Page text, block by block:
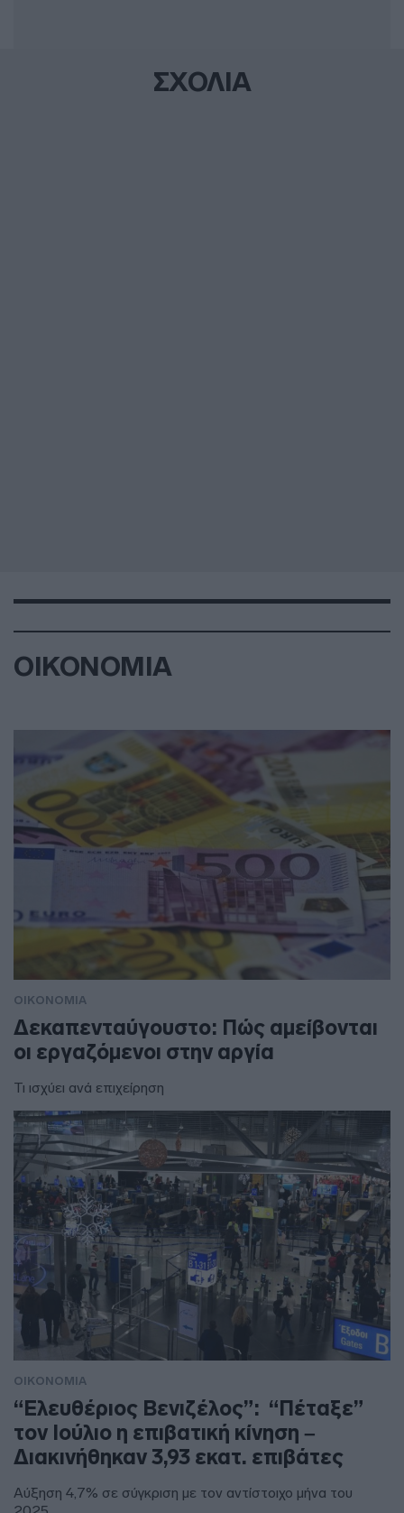
ΣΧΟΛΙΑ
ΟΙΚΟΝΟΜΙΑ
ΟΙΚΟΝΟΜΙΑ
Δεκαπενταύγουστο: Πώς αμείβονται
οι εργαζόμενοι στην αργία
Τι ισχύει ανά επιχείρηση
ΟΙΚΟΝΟΜΙΑ
“Ελευθέριος Βενιζέλος”: “Πέταξε”
τον Ιούλιο η επιβατική κίνηση –
Διακινήθηκαν 3,93 εκατ. επιβάτες
Αύξηση 4,7% σε σύγκριση με τον αντίστοιχο μήνα του